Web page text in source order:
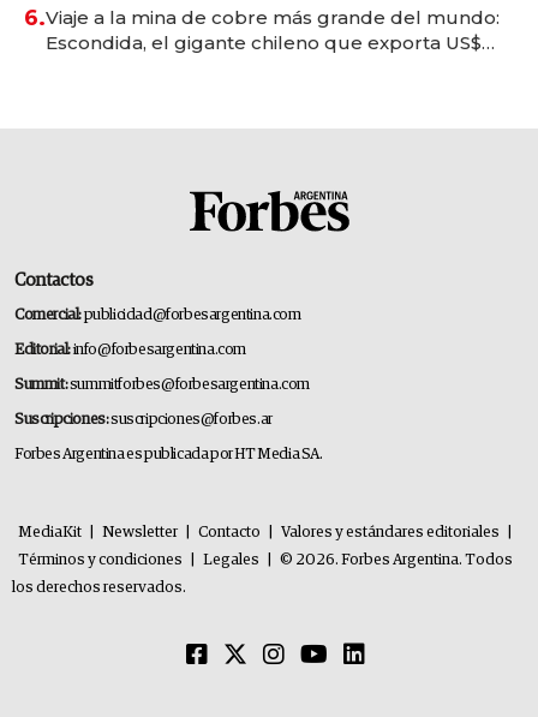
6.Viaje a la mina de cobre más grande del mundo:
Escondida, el gigante chileno que exporta US$
Contactos
Comercial:publicidad@forbesargentina.com
Editorial:info@forbesargentina.com
Summit:summitforbes@forbesargentina.com
Suscripciones:suscripciones@forbes.ar
Forbes Argentina es publicada por HT Media SA.
MediaKit Newsletter Contacto Valores y estándares editoriales
Términos y condiciones
Legales
© 2026. Forbes Argentina. Todos
los derechos reservados.